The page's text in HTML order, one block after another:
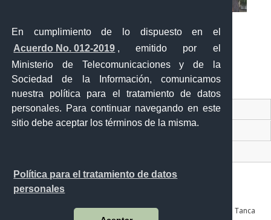
En cumplimiento de lo dispuesto en el
Acuerdo No. 012-2019 , emitido por el
Ministerio de Telecomunicaciones y de la
Sociedad de la Información, comunicamos
nuestra política para el tratamiento de datos
personales. Para continuar navegando en este
sitio debe aceptar los términos de la misma.
Política para el tratamiento de datos
personales
Contacto Ciudadano Digital
Av. Julián Coronel 905 entre Esmeraldas y José Mascote Av. Juan Tanca